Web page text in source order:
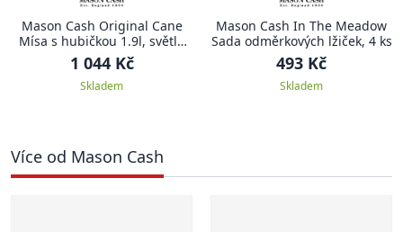
Mason Cash Original Cane
Mísa s hubičkou 1.9l, světle
hnědá
1 044 Kč
Skladem
Mason Cash In The Meadow
Sada odměrkových lžiček, 4 ks
493 Kč
Skladem
Více od Mason Cash